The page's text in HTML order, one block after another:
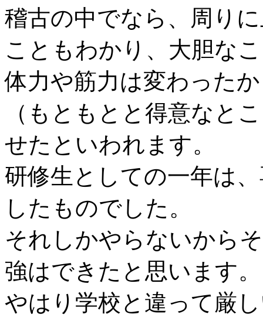
稽古の中でなら、周り
こともわかり、大胆な
体力や筋力は変わった
（もともとと得意なと
せたといわれます。
研修生としての一年は
したものでした。
それしかやらないから
強はできたと思います。
やはり学校と違って厳